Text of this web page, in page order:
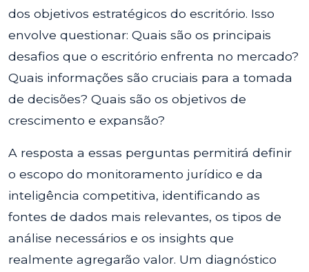
dos objetivos estratégicos do escritório. Isso
envolve questionar: Quais são os principais
desafios que o escritório enfrenta no mercado?
Quais informações são cruciais para a tomada
de decisões? Quais são os objetivos de
crescimento e expansão?
A resposta a essas perguntas permitirá definir
o escopo do monitoramento jurídico e da
inteligência competitiva, identificando as
fontes de dados mais relevantes, os tipos de
análise necessários e os insights que
realmente agregarão valor. Um diagnóstico